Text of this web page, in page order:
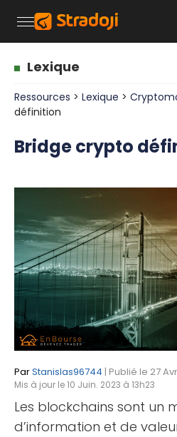
Lexique
Ressources > Lexique >
définition
Bridge crypto
ParStanislas96744 | Publié le 27
Mis à jour le 10 Juin. 2023 à 13h23
Les blockchains sont un
d’information et de